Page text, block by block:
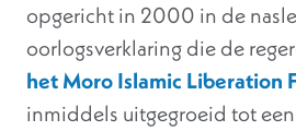
opgericht in 2000 in de
oorlogsverklaring die de
het Moro Islamic Liberation
inmiddels uitgegroeid tot een